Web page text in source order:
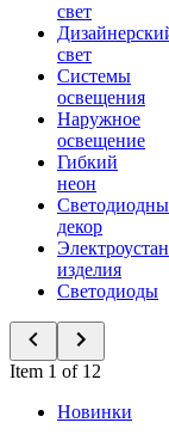
свет
свет
Системы
освещения
Наружное
освещение
Гибкий
неон
декор
изделия
Светодиоды
Item 1 of 12
Новинки